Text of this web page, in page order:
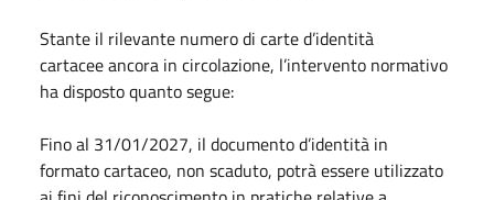
Stante il rilevante numero di carte d’identità
cartacee ancora in circolazione, l’intervento normativo
ha disposto quanto segue:
Fino al 31/01/2027, il documento d’identità in
formato cartaceo, non scaduto, potrà essere utilizzato